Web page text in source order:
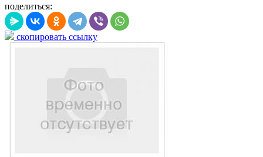
поделиться:
скопировать ссылку